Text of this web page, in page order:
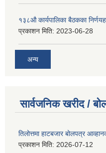
१३८औ कार्यपालिका बैठकका
प्रकाशन मिति: 2023-06-28
अन्य
सार्वजनिक खरीद /
तिलोत्तमा हाटबजार बोलपत्र
प्रकाशन मिति: 2026-07-12